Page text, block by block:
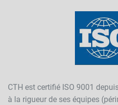
CTH est certifié ISO 9001
à la rigueur de ses équipes